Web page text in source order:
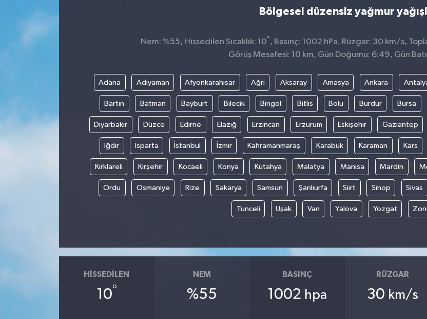
Bölgesel düzensiz yağmur
Nem: %55, Hissedilen Sıcaklık: 10° , Basınç: 1002 hPa, Rüzgar: 30 km/s,
Görüş Mesafesi: 10 km, Gün Doğumu: 6:49, Gün
Adana Adıyaman Afyonkarahisar Ağrı Aksaray Amasya Ankara
Bartın Batman Bayburt Bilecik Bingöl Bitlis Bolu Burdur Bursa
Diyarbakır Düzce Edirne Elazığ Erzincan Erzurum Eskişehir Gaziantep
Iğdır Isparta İstanbul İzmir Kahramanmaraş Karabük Karaman Kars
Kırklareli Kırşehir Kocaeli Konya Kütahya Malatya Manisa Mardin
Ordu Osmaniye Rize Sakarya Samsun Şanlıurfa Siirt Sinop Sivas
Tunceli Uşak Van Yalova Yozgat
HISSEDILEN
10°
NEM
%55
BASINÇ
1002 hpa
RÜZGAR
30 km/s
SİYASET